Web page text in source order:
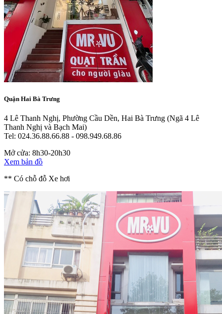
Quận Hai Bà Trưng
4 Lê Thanh Nghị, Phường Cầu Dền, Hai Bà Trưng (Ngã 4 Lê
Thanh Nghị và Bạch Mai)
Tel: 024.36.88.66.88 - 098.949.68.86
Mở cửa: 8h30-20h30
Xem bản đồ
** Có chỗ đỗ Xe hơi